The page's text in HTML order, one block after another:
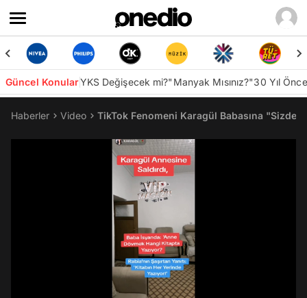
Güncel KonularYKS Değişecek mi?"Manyak Mısınız?"30 Yıl
Haberler Video TikTok Fenomeni Karagül Babasına "Sizde